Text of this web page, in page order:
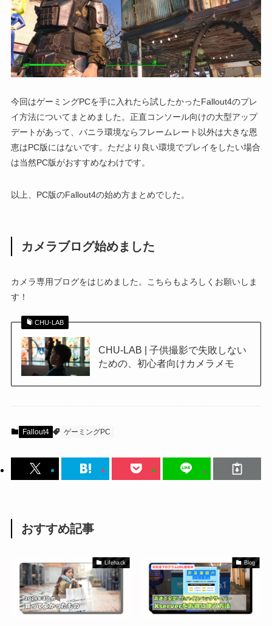
今回はゲーミングPCを手に入れたら試したかったFallout4のプレ
イ方法についてまとめました。正直コンソール向けの大型アップ
デートがあって、バニラ環境ならフレームレート以外は大きな恩
恵はPC版にはないです。ただより良い環境でプレイをしたい場合
は当然PC版がおすすめなわけです。
以上、PC版のFallout4の始め方まとめでした。
カメラブログ始めました
カメラ専用ブログをはじめました。こちらもよろしくお願いしま
す！
CHU-LAB
CHU-LAB | 子供撮影で失敗しない
ための、初心者向けカメラメモ
Fallout4 ゲーミングPC
おすすめ記事
Lifehack Blog